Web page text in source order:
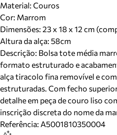
Material: Couros
Cor: Marrom
Dimensões: 23 x 18 x 12 cm
Altura da alça: 58cm
Descrição: Bolsa tote média
formato estruturado e
alça tiracolo fina removível e
estruturadas. Com fecho
detalhe em peça de couro liso
inscrição discreta do nome da
Referência: A5001810350004